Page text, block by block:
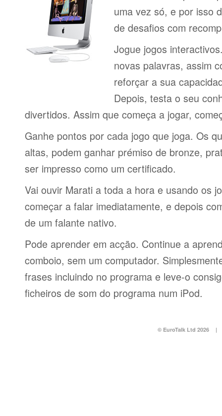
uma vez só, e por isso
de desafios com
Jogue jogos
novas palavras, assim
reforçar a sua
Depois, testa o seu
divertidos. Assim que começa a jogar,
Ganhe pontos por cada jogo que joga. Os
altas, podem ganhar prémiso de bronze,
ser impresso como um certificado.
Vai ouvir Marati a toda a hora e usando os
começar a falar imediatamente, e depois
de um falante nativo.
Pode aprender em acção. Continue a
comboio, sem um computador.
frases incluindo no programa e leve-o
ficheiros de som do programa num iPod.
© EuroTalk Ltd 2026 |